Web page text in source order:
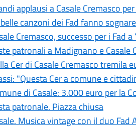
applausi a Casale Cremasco
canzoni dei Fad fanno
Cremasco, successo per i Fad
patronali a Madignano e Casale
Cer di Casale Cremasco
"Questa Cer a comune e
di Casale: 3.000 euro per la
patronale. Piazza chiusa
Musica vintage con il duo Fad